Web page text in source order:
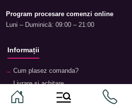
Program procesare comenzi online
Luni – Duminică: 09:00 – 21:00
Informații
Cum plasez comanda?
Livrare și achitare
Returnare și garanție